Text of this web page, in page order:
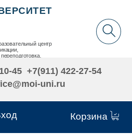
Корзина
центр
45 +7(911) 422-27-54
uni.ru